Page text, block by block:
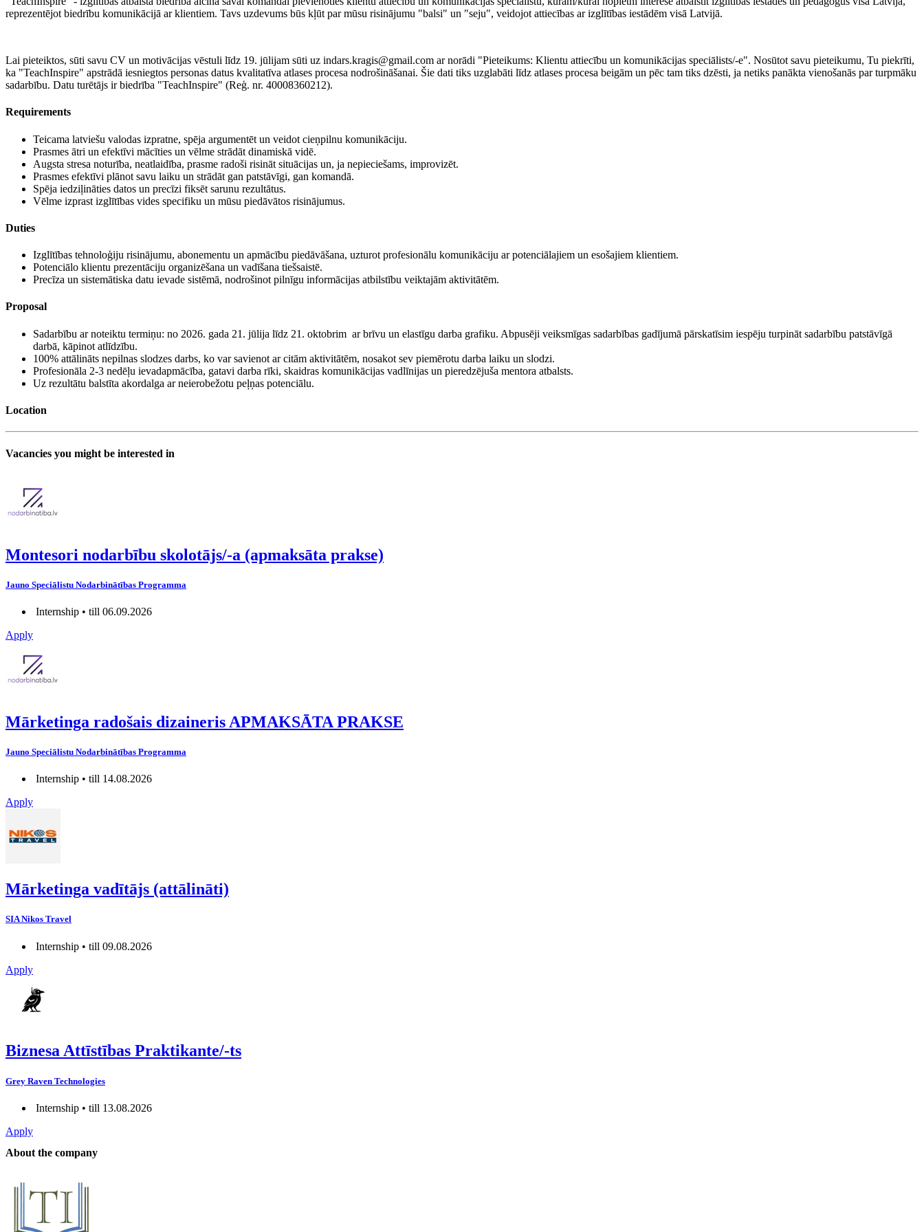
reprezentējot biedrību komunikācijā ar klientiem. Tavs uzdevums būs kļūt par mūsu risinājumu "balsi" un "seju", veidojot attiecības ar izglītības iestādēm visā Latvijā.
Lai pieteiktos, sūti savu CV un motivācijas vēstuli līdz 19. jūlijam sūti uz indars.kragis@gmail.com ar norādi "Pieteikums: Klientu attiecību un komunikācijas speciālists/-e". Nosūtot savu pieteikumu, Tu piekrīti,
ka "TeachInspire" apstrādā iesniegtos personas datus kvalitatīva atlases procesa nodrošināšanai. Šie dati tiks uzglabāti līdz atlases procesa beigām un pēc tam tiks dzēsti, ja netiks panākta vienošanās par turpmāku
sadarbību. Datu turētājs ir biedrība "TeachInspire" (Reģ. nr. 40008360212).
Requirements
Teicama latviešu valodas izpratne, spēja argumentēt un veidot cieņpilnu komunikāciju.
Prasmes ātri un efektīvi mācīties un vēlme strādāt dinamiskā vidē.
Augsta stresa noturība, neatlaidība, prasme radoši risināt situācijas un, ja nepieciešams, improvizēt.
Prasmes efektīvi plānot savu laiku un strādāt gan patstāvīgi, gan komandā.
Spēja iedziļināties datos un precīzi fiksēt sarunu rezultātus.
Vēlme izprast izglītības vides specifiku un mūsu piedāvātos risinājumus.
Duties
Izglītības tehnoloģiju risinājumu, abonementu un apmācību piedāvāšana, uzturot profesionālu komunikāciju ar potenciālajiem un esošajiem klientiem.
Potenciālo klientu prezentāciju organizēšana un vadīšana tiešsaistē.
Precīza un sistemātiska datu ievade sistēmā, nodrošinot pilnīgu informācijas atbilstību veiktajām aktivitātēm.
Proposal
Sadarbību ar noteiktu termiņu: no 2026. gada 21. jūlija līdz 21. oktobrim ar brīvu un elastīgu darba grafiku. Abpusēji veiksmīgas sadarbības gadījumā pārskatīsim iespēju turpināt sadarbību patstāvīgā
darbā, kāpinot atlīdzību.
100% attālināts nepilnas slodzes darbs, ko var savienot ar citām aktivitātēm, nosakot sev piemērotu darba laiku un slodzi.
Profesionāla 2-3 nedēļu ievadapmācība, gatavi darba rīki, skaidras komunikācijas vadlīnijas un pieredzējuša mentora atbalsts.
Uz rezultātu balstīta akordalga ar neierobežotu peļņas potenciālu.
Location
Vacancies you might be interested in
Montesori nodarbību skolotājs/-a (apmaksāta prakse)
Jauno Speciālistu Nodarbinātības Programma
Internship • till 06.09.2026
Apply
Mārketinga radošais dizaineris APMAKSĀTA PRAKSE
Jauno Speciālistu Nodarbinātības Programma
Internship • till 14.08.2026
Apply
Mārketinga vadītājs (attālināti)
SIA Nikos Travel
Internship • till 09.08.2026
Apply
Biznesa Attīstības Praktikante/-ts
Grey Raven Technologies
Internship • till 13.08.2026
Apply
About the company